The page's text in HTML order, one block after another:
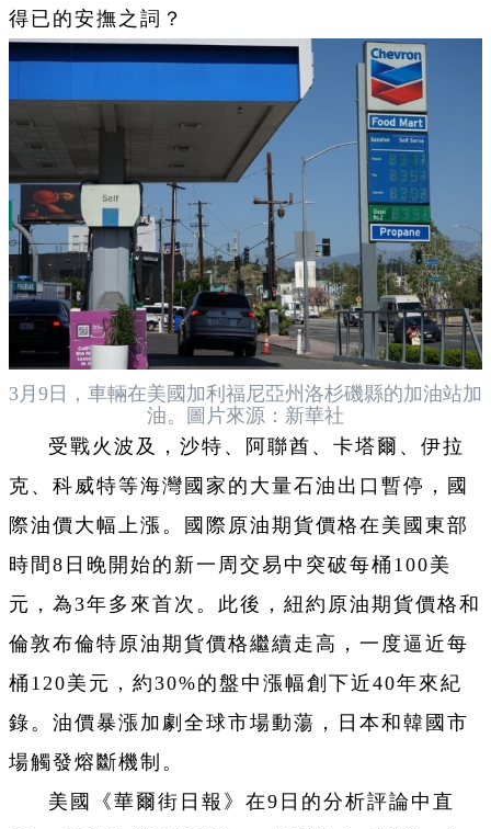
得已的安撫之詞？
3月9日，車輛在美國加利福尼亞州洛杉磯縣的加油站加
油。圖片來源：新華社
受戰火波及，沙特、阿聯酋、卡塔爾、伊拉
克、科威特等海灣國家的大量石油出口暫停，國
際油價大幅上漲。國際原油期貨價格在美國東部
時間8日晚開始的新一周交易中突破每桶100美
元，為3年多來首次。此後，紐約原油期貨價格和
倫敦布倫特原油期貨價格繼續走高，一度逼近每
桶120美元，約30%的盤中漲幅創下近40年來紀
錄。油價暴漲加劇全球市場動蕩，日本和韓國市
場觸發熔斷機制。
美國《華爾街日報》在9日的分析評論中直